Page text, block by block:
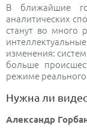
В ближайшие
аналитических
станут во много
изменения:
бoльше
режиме
Нужна ли
Александр